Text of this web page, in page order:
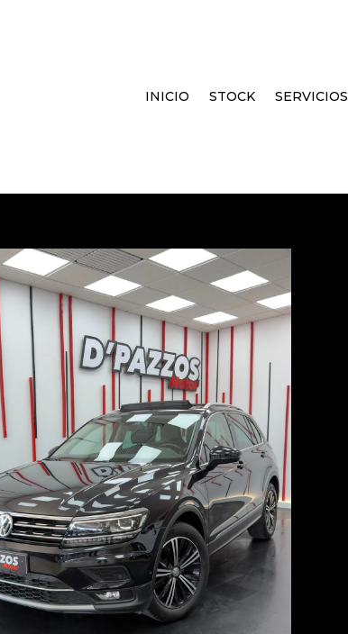
INICIO STOCK SERVICIOS